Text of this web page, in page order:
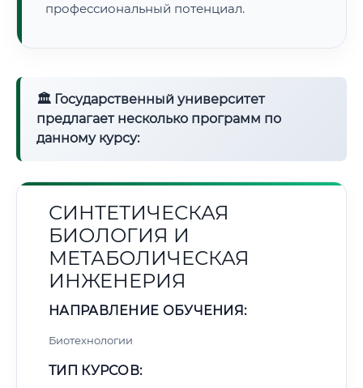
профессиональный потенциал.
🏛 Государственный университет
предлагает несколько программ по
данному курсу:
СИНТЕТИЧЕСКАЯ
БИОЛОГИЯ И
МЕТАБОЛИЧЕСКАЯ
ИНЖЕНЕРИЯ
НАПРАВЛЕНИЕ ОБУЧЕНИЯ:
Биотехнологии
ТИП КУРСОВ: